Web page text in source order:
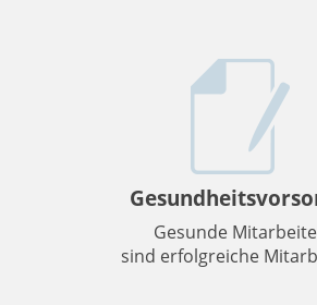
Gesunde
sind erfolgreiche